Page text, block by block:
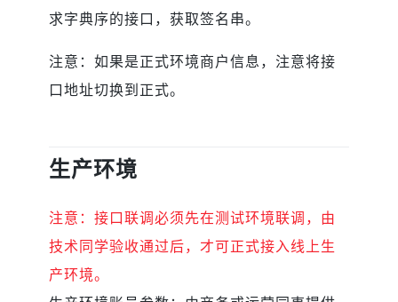
求字典序的接口，获取签名串。
注意：如果是正式环境商户信息，注意将接
口地址切换到正式。
生产环境
注意： 接口联调必须先在测试环境联调，由
技术同学验收通过后，才可正式接入线上生
产环境。